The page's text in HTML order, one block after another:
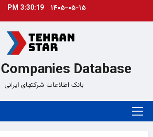
۱۴۰۵-۰۵-۱۵ 3:30:19 PM
Database
بانک اطلاعات شرکتهای ایرانی
Primary